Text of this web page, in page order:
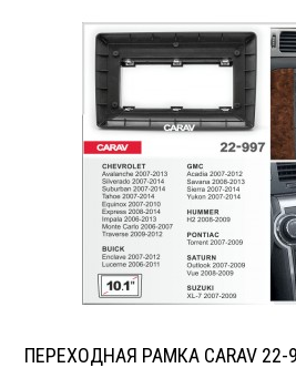
ПЕРЕХОДНАЯ РАМКА CARAV 22-